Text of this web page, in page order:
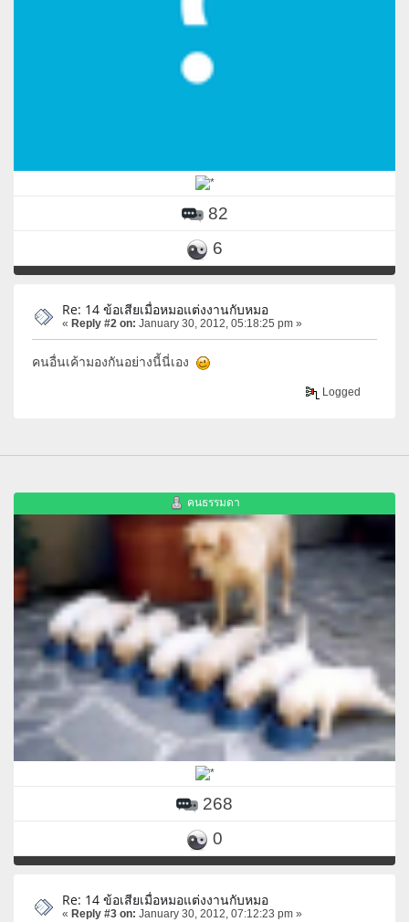
82
6
Re: 14 ข้อเสียเมื่อหมอแต่งงานกับหมอ
« Reply #2 on: January 30, 2012, 05:18:25 pm »
คนอื่นเค้ามองกันอย่างนี้นี่เอง
Logged
คนธรรมดา
268
0
Re: 14 ข้อเสียเมื่อหมอแต่งงานกับหมอ
« Reply #3 on: January 30, 2012, 07:12:23 pm »